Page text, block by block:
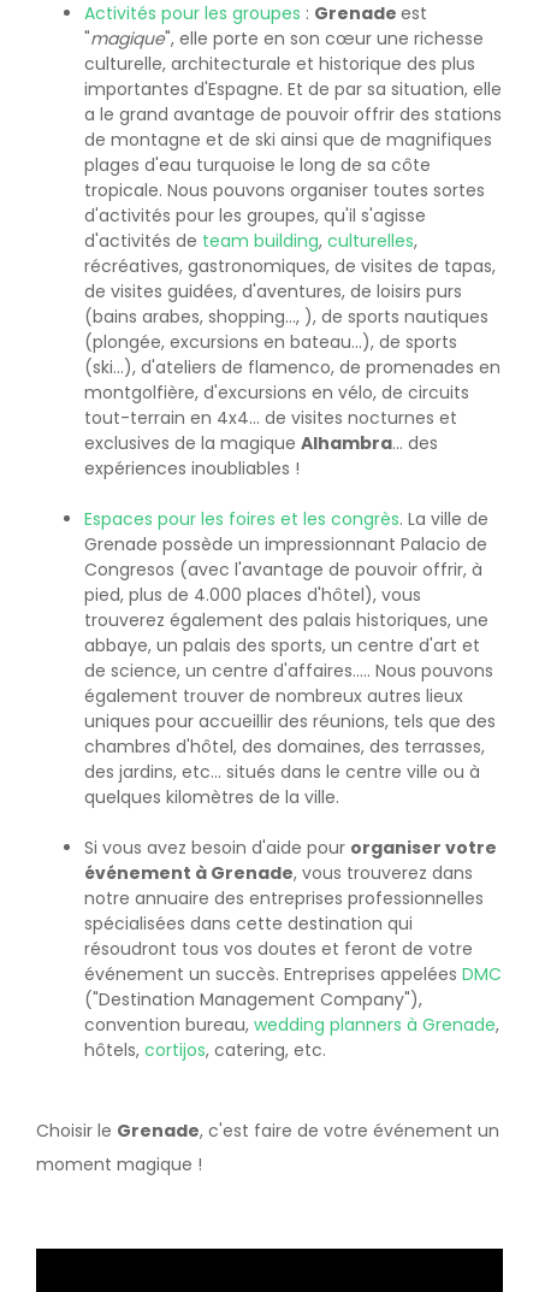
Activités pour les groupes : Grenade est
"magique", elle porte en son cœur une richesse
culturelle, architecturale et historique des plus
importantes d'Espagne. Et de par sa situation, elle
a le grand avantage de pouvoir offrir des stations
de montagne et de ski ainsi que de magnifiques
plages d'eau turquoise le long de sa côte
tropicale. Nous pouvons organiser toutes sortes
d'activités pour les groupes, qu'il s'agisse
d'activités de team building, culturelles,
récréatives, gastronomiques, de visites de tapas,
de visites guidées, d'aventures, de loisirs purs
(bains arabes, shopping..., ), de sports nautiques
(plongée, excursions en bateau...), de sports
(ski...), d'ateliers de flamenco, de promenades en
montgolfière, d'excursions en vélo, de circuits
tout-terrain en 4x4... de visites nocturnes et
exclusives de la magique Alhambra... des
expériences inoubliables !
Espaces pour les foires et les congrès. La ville de
Grenade possède un impressionnant Palacio de
Congresos (avec l'avantage de pouvoir offrir, à
pied, plus de 4.000 places d'hôtel), vous
trouverez également des palais historiques, une
abbaye, un palais des sports, un centre d'art et
de science, un centre d'affaires..... Nous pouvons
également trouver de nombreux autres lieux
uniques pour accueillir des réunions, tels que des
chambres d'hôtel, des domaines, des terrasses,
des jardins, etc... situés dans le centre ville ou à
quelques kilomètres de la ville.
Si vous avez besoin d'aide pour organiser votre
événement à Grenade, vous trouverez dans
notre annuaire des entreprises professionnelles
spécialisées dans cette destination qui
résoudront tous vos doutes et feront de votre
événement un succès. Entreprises appelées DMC
("Destination Management Company"),
convention bureau, wedding planners à Grenade,
hôtels, cortijos, catering, etc.
Choisir le Grenade, c'est faire de votre événement un
moment magique !